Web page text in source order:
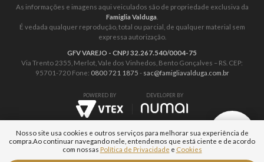
As informações e imagens aqui veiculados são de propriedade exclusiva da
Famiglia Valduga
É vedada qualquer reprodução, total ou parcial, de qualquer material sem
expressa autorização.
GFV VAREJO - CNPJ 32.267.540/0004-75
Via Trento 2355, Merlot, Vale dos Vinhedos, Bento Gonçalves – RS. CEP:
95701-720 Fone: 0800 721 1875 - sac@famigliavalduga.com.br
POWERED BY DEVELOPER BY
Nosso site usa cookies e outros serviços para melhorar sua experiência de
compra. Ao continuar navegando nele, entendemos que está ciente e de acordo
com nossas Política de Privacidade e Cookies